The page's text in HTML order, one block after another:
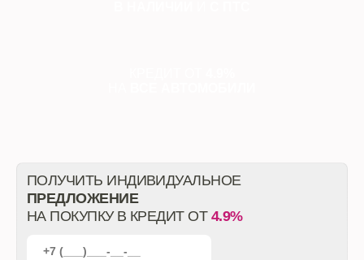
ПОЛУЧИТЬ ИНДИВИДУАЛЬНОЕ
ПРЕДЛОЖЕНИЕ
НА ПОКУПКУ В КРЕДИТ ОТ 4.9%